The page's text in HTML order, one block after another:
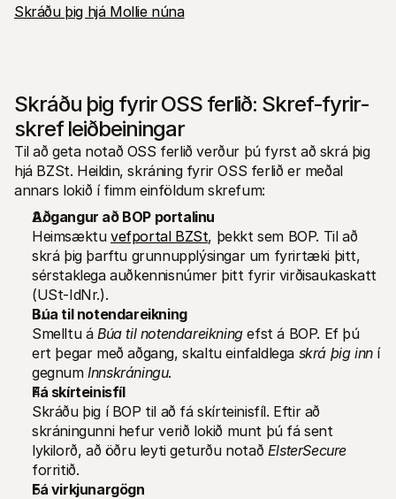
Skráðu þig hjá Mollie núna
Skráðu þig fyrir OSS ferlið: Skref-fyrir-
skref leiðbeiningar
Til að geta notað OSS ferlið verður þú fyrst að skrá þig
hjá BZSt. Heildin, skráning fyrir OSS ferlið er meðal
annars lokið í fimm einföldum skrefum:
Aðgangur að BOP portalinu
Heimsæktu vefportal BZSt, þekkt sem BOP. Til að
skrá þig þarftu grunnupplýsingar um fyrirtæki þitt,
sérstaklega auðkennisnúmer þitt fyrir virðisaukaskatt
(USt-IdNr.).
Búa til notendareikning
Smelltu á Búa til notendareikning efst á BOP. Ef þú
ert þegar með aðgang, skaltu einfaldlega skrá þig inn í
gegnum Innskráningu.
Fá skírteinisfíl
Skráðu þig í BOP til að fá skírteinisfíl. Eftir að
skráningunni hefur verið lokið munt þú fá sent
lykilorð, að öðru leyti geturðu notað ElsterSecure
forritið.
Fá virkjunargögn